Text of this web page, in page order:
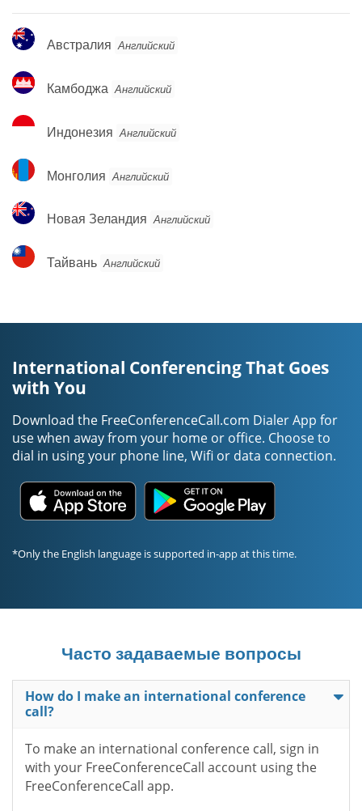
Австралия
Австралия Английский
Камбоджа
Камбоджа Английский
Индонезия
Индонезия Английский
Монголия
Монголия Английский
Новая
Зеландия
Новая Зеландия Английский
Тайвань
Тайвань Английский
International Conferencing That Goes
with You
Download the FreeConferenceCall.com Dialer App for
use when away from your home or office. Choose to
dial in using your phone line, Wifi or data connection.
*Only the English language is supported in-app at this time.
Часто задаваемые вопросы
How do I make an international conference
call?
To make an international conference call, sign in
with your FreeConferenceCall account using the
FreeConferenceCall app.